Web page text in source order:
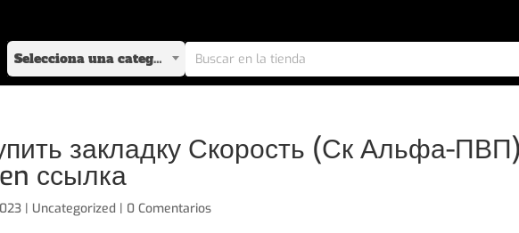
Selecciona una categoría
закладку Скорость (Ск Альфа-
ссылка
| Uncategorized | 0 Comentarios